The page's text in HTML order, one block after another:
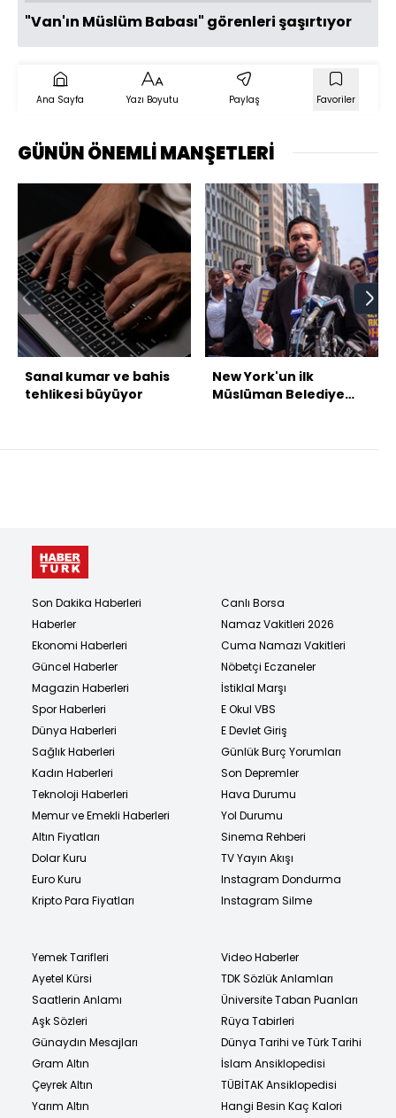
"Van'ın Müslüm Babası" görenleri şaşırtıyor
Ana Sayfa Yazı Boyutu Paylaş Favoriler
GÜNÜN ÖNEMLİ MANŞETLERİ
Sanal kumar ve bahis
tehlikesi büyüyor
New York'un ilk
Müslüman Belediye
Son Dakika Haberleri
Haberler
Ekonomi Haberleri
Güncel Haberler
Magazin Haberleri
Spor Haberleri
Dünya Haberleri
Sağlık Haberleri
Kadın Haberleri
Teknoloji Haberleri
Memur ve Emekli Haberleri
Altın Fiyatları
Dolar Kuru
Euro Kuru
Kripto Para Fiyatları
Canlı Borsa
Namaz Vakitleri 2026
Cuma Namazı Vakitleri
Nöbetçi Eczaneler
İstiklal Marşı
E Okul VBS
E Devlet Giriş
Günlük Burç Yorumları
Son Depremler
Hava Durumu
Yol Durumu
Sinema Rehberi
TV Yayın Akışı
Instagram Dondurma
Instagram Silme
Yemek Tarifleri
Ayetel Kürsi
Saatlerin Anlamı
Aşk Sözleri
Günaydın Mesajları
Gram Altın
Çeyrek Altın
Yarım Altın
Video Haberler
TDK Sözlük Anlamları
Üniversite Taban Puanları
Rüya Tabirleri
Dünya Tarihi ve Türk Tarihi
İslam Ansiklopedisi
TÜBİTAK Ansiklopedisi
Hangi Besin Kaç Kalori